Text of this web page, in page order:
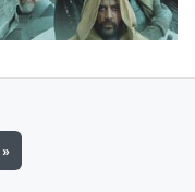
»